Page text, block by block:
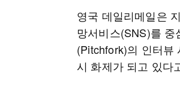
영국 데일리메일은
망서비스(SNS)를
(Pitchfork)의 인터뷰
시 화제가 되고 있다